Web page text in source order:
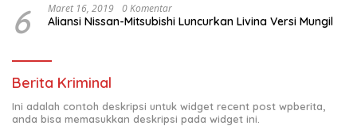
6 Maret 16, 2019 0 Komentar
Aliansi Nissan-Mitsubishi Luncurkan Livina Versi Mungil
Berita Kriminal
Ini adalah contoh deskripsi untuk widget recent post wpberita,
anda bisa memasukkan deskripsi pada widget ini.